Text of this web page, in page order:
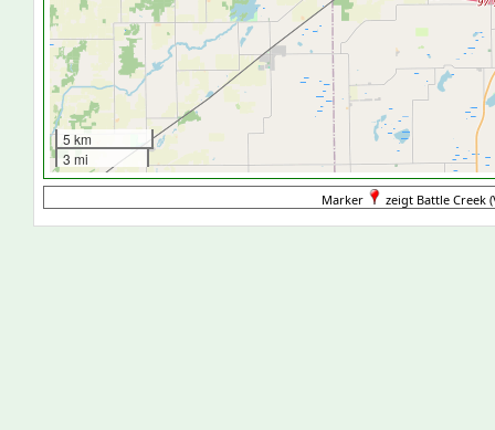
5 km
3 mi
Marker zeigt Battle Creek